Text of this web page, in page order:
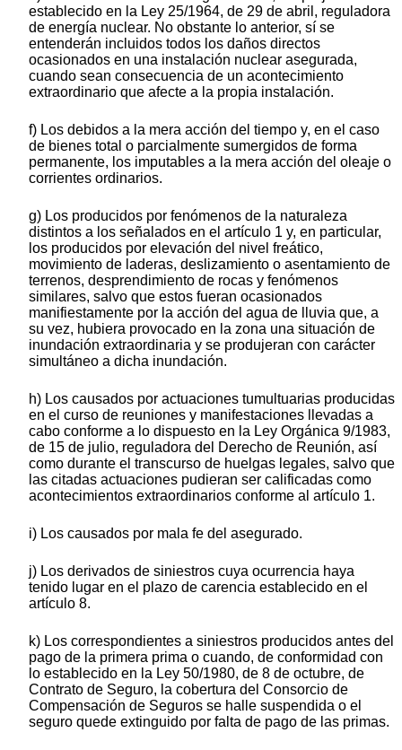
establecido en la Ley 25/1964, de 29 de abril, reguladora
de energía nuclear. No obstante lo anterior, sí se
entenderán incluidos todos los daños directos
ocasionados en una instalación nuclear asegurada,
cuando sean consecuencia de un acontecimiento
extraordinario que afecte a la propia instalación.
f) Los debidos a la mera acción del tiempo y, en el caso
de bienes total o parcialmente sumergidos de forma
permanente, los imputables a la mera acción del oleaje o
corrientes ordinarios.
g) Los producidos por fenómenos de la naturaleza
distintos a los señalados en el artículo 1 y, en particular,
los producidos por elevación del nivel freático,
movimiento de laderas, deslizamiento o asentamiento de
terrenos, desprendimiento de rocas y fenómenos
similares, salvo que estos fueran ocasionados
manifiestamente por la acción del agua de lluvia que, a
su vez, hubiera provocado en la zona una situación de
inundación extraordinaria y se produjeran con carácter
simultáneo a dicha inundación.
h) Los causados por actuaciones tumultuarias producidas
en el curso de reuniones y manifestaciones llevadas a
cabo conforme a lo dispuesto en la Ley Orgánica 9/1983,
de 15 de julio, reguladora del Derecho de Reunión, así
como durante el transcurso de huelgas legales, salvo que
las citadas actuaciones pudieran ser calificadas como
acontecimientos extraordinarios conforme al artículo 1.
i) Los causados por mala fe del asegurado.
j) Los derivados de siniestros cuya ocurrencia haya
tenido lugar en el plazo de carencia establecido en el
artículo 8.
k) Los correspondientes a siniestros producidos antes del
pago de la primera prima o cuando, de conformidad con
lo establecido en la Ley 50/1980, de 8 de octubre, de
Contrato de Seguro, la cobertura del Consorcio de
Compensación de Seguros se halle suspendida o el
seguro quede extinguido por falta de pago de las primas.